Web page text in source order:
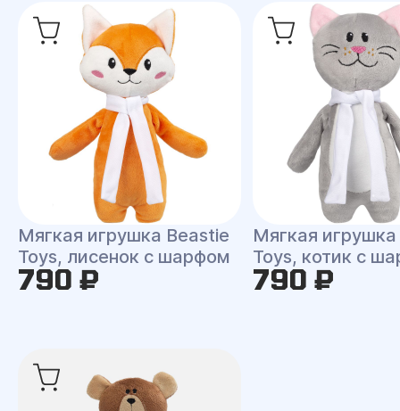
Мягкая игрушка Beastie
Toys, лисенок с шарфом
790 ₽
Мягкая
Toys, котик с
790 ₽